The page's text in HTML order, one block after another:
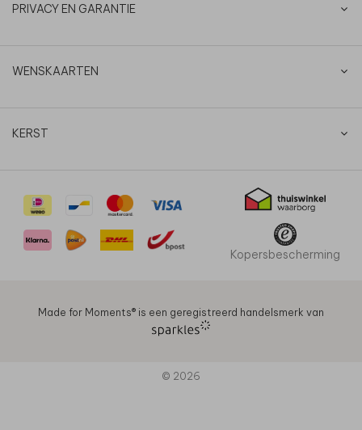
PRIVACY EN GARANTIE
WENSKAARTEN
KERST
Kopersbescherming
Made for Moments®️ is een geregistreerd handelsmerk van
© 2026